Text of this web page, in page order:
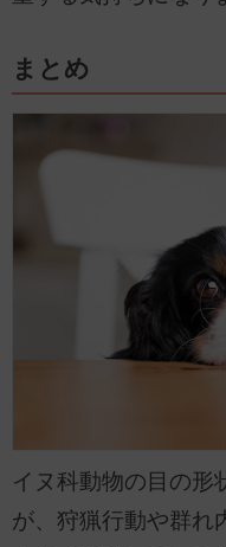
まとめ
イヌ科動物の目の形
が、狩猟行動や群れ